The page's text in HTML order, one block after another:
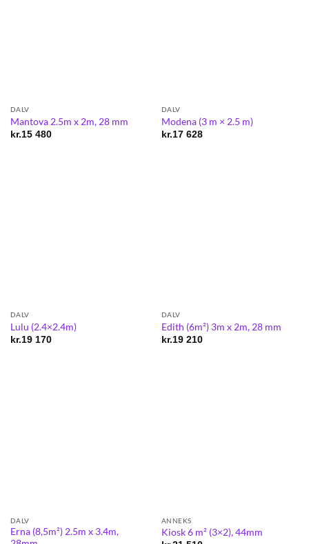
DALV
Mantova 2.5m x 2m, 28 mm
kr.15 480
DALV
Modena (3 m × 2.5 m)
kr.17 628
DALV
Lulu (2.4×2.4m)
kr.19 170
DALV
Edith (6m²) 3m x 2m, 28 mm
kr.19 210
DALV
Erna (8,5m²) 2.5m x 3.4m,
ANNEKS
Kiosk 6 m² (3×2), 44mm